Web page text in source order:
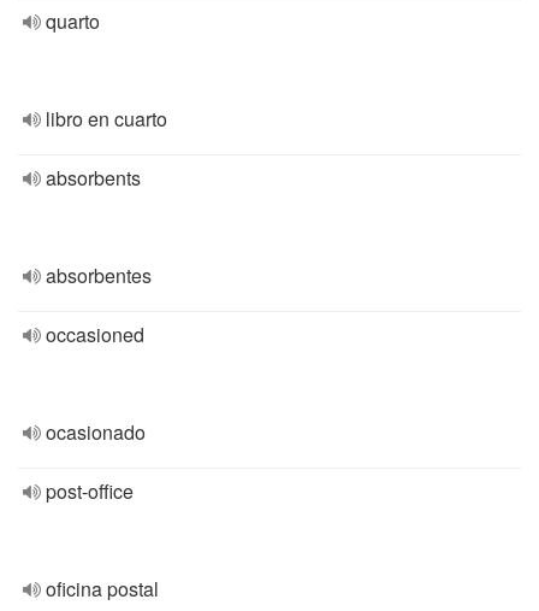
quarto
libro en cuarto
absorbents
absorbentes
occasioned
ocasionado
post-office
oficina postal